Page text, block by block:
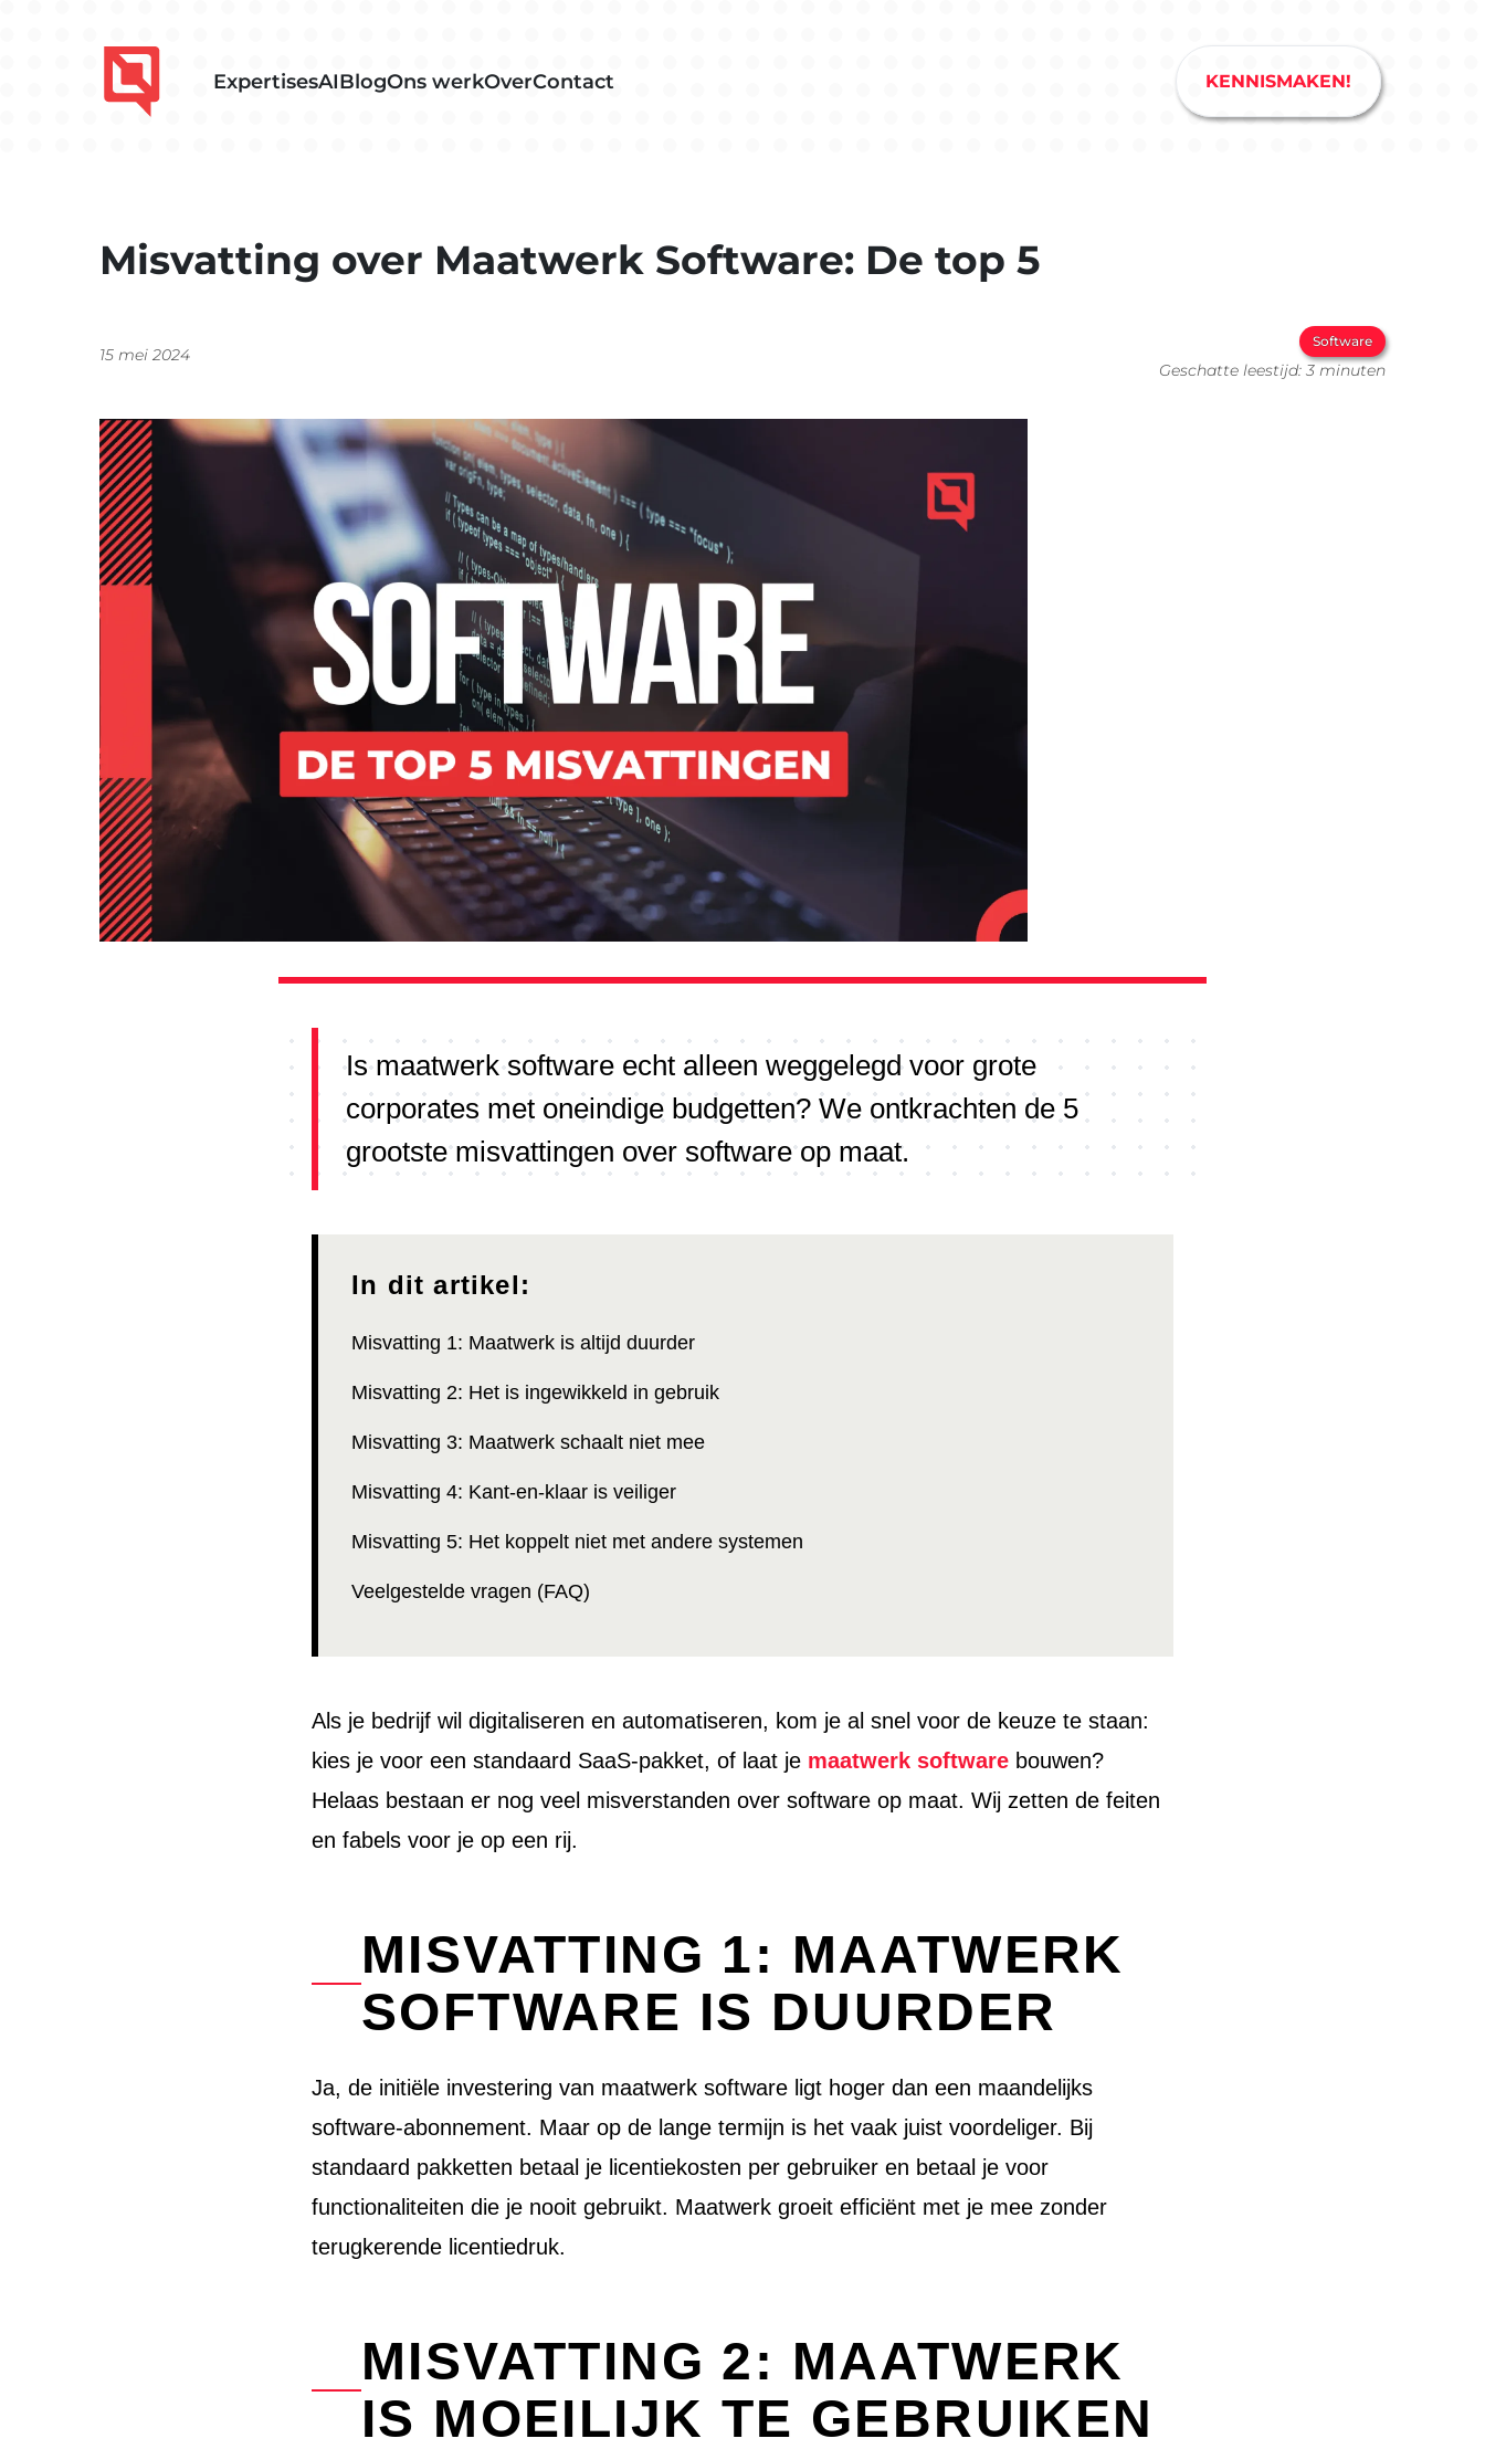
ExpertisesAIBlogOns werkOverContact KENNISMAKEN!
Misvatting over Maatwerk Software: De top 5
15 mei 2024
Software
Geschatte leestijd: 3 minuten
Is maatwerk software echt alleen weggelegd voor grote
corporates met oneindige budgetten? We ontkrachten de 5
grootste misvattingen over software op maat.
In dit artikel:
Misvatting 1: Maatwerk is altijd duurder
Misvatting 2: Het is ingewikkeld in gebruik
Misvatting 3: Maatwerk schaalt niet mee
Misvatting 4: Kant-en-klaar is veiliger
Misvatting 5: Het koppelt niet met andere systemen
Veelgestelde vragen (FAQ)
Als je bedrijf wil digitaliseren en automatiseren, kom je al snel voor de keuze te staan:
kies je voor een standaard SaaS-pakket, of laat je maatwerk software bouwen?
Helaas bestaan er nog veel misverstanden over software op maat. Wij zetten de feiten
en fabels voor je op een rij.
MISVATTING 1: MAATWERK
SOFTWARE IS DUURDER
Ja, de initiële investering van maatwerk software ligt hoger dan een maandelijks
software-abonnement. Maar op de lange termijn is het vaak juist voordeliger. Bij
standaard pakketten betaal je licentiekosten per gebruiker en betaal je voor
functionaliteiten die je nooit gebruikt. Maatwerk groeit efficiënt met je mee zonder
terugkerende licentiedruk.
MISVATTING 2: MAATWERK
IS MOEILIJK TE GEBRUIKEN